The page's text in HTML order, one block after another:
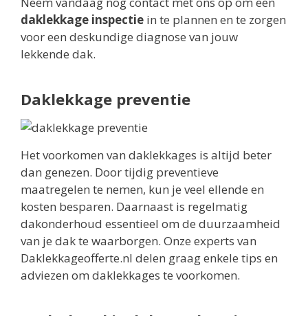
daklekkage inspectie in te plannen en te zorgen
voor een deskundige diagnose van jouw
lekkende dak.
Daklekkage preventie
Het voorkomen van daklekkages is altijd beter
dan genezen. Door tijdig preventieve
maatregelen te nemen, kun je veel ellende en
kosten besparen. Daarnaast is regelmatig
dakonderhoud essentieel om de duurzaamheid
van je dak te waarborgen. Onze experts van
Daklekkageofferte.nl delen graag enkele tips en
adviezen om daklekkages te voorkomen.